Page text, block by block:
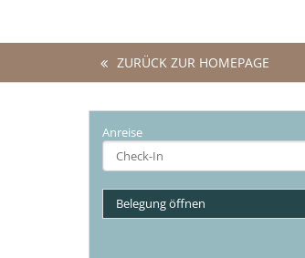
ZURÜCK ZUR HOMEPAGE
Anreise
Belegung öffnen